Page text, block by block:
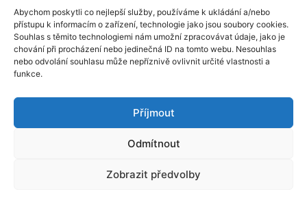
Abychom poskytli co nejlepší služby, používáme k ukládání a/nebo
přístupu k informacím o zařízení, technologie jako jsou soubory cookies.
Souhlas s těmito technologiemi nám umožní zpracovávat údaje, jako je
chování při procházení nebo jedinečná ID na tomto webu. Nesouhlas
nebo odvolání souhlasu může nepříznivě ovlivnit určité vlastnosti a
funkce.
Příjmout
Odmítnout
Zobrazit předvolby
198 00 Praha 9 - Kyje
Kontaktujte nás:info@islam.cz
© IslámDnes 2014 - 2025 Publikované názory se nemusí